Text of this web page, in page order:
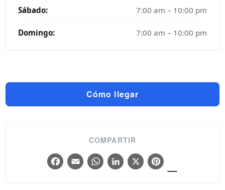
Sábado: 7:00 am – 10:00 pm
Domingo: 7:00 am – 10:00 pm
Cómo llegar
COMPARTIR
Facebook
EmailWhatsApp
LinkedIn
X